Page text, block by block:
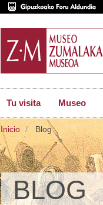
Tu visita Museo
Inicio Blog
BLOG